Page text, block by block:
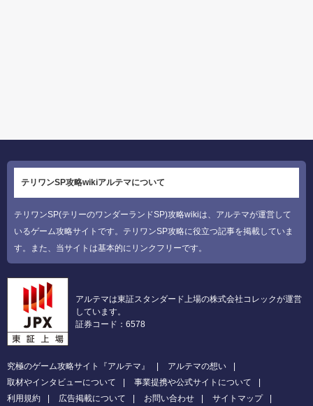
テリワンSP攻略wikiアルテマについて
テリワンSP(テリーのワンダーランドSP)攻略wikiは、アルテマが運営して
いるゲーム攻略サイトです。テリワンSP攻略に役立つ記事を掲載していま
す。また、当サイトは基本的にリンクフリーです。
アルテマは東証スタンダード上場の株式会社コレックが運営
しています。
証券コード：6578
究極のゲーム攻略サイト『アルテマ』
アルテマの想い
取材やインタビューについて
事業提携や公式サイトについて
利用規約
広告掲載について お問い合わせ サイトマップ